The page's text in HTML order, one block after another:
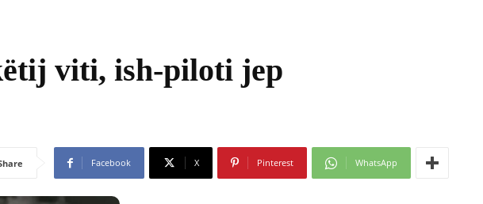
viti, ish-piloti jep
Facebook X Pinterest WhatsApp